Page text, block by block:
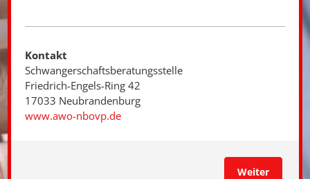
Kontakt
Schwangerschaftsberatungsstelle
Friedrich-Engels-Ring 42
17033 Neubrandenburg
www.awo-nbovp.de
Weiter